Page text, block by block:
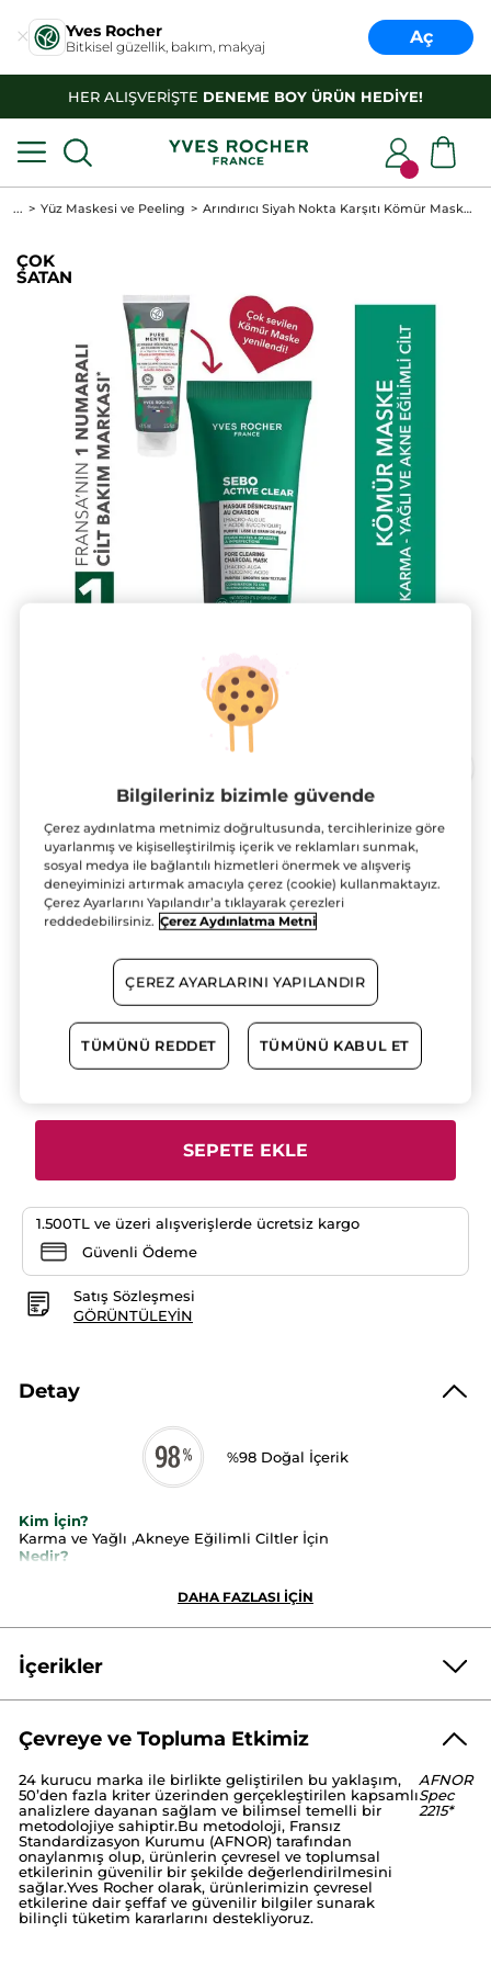
Yves Rocher
Bitkisel güzellik, bakım, makyaj Aç
HER ALIŞVERİŞTE DENEME BOY ÜRÜN HEDİYE!
... Yüz Maskesi ve Peeling Arındırıcı Siyah Nokta Karşıtı Kömür Maske-Süksinik Asit-Sebo Active Clear Botanik Kompleks
ÇOK
SATAN
Arındırıcı Siyah Nokta Karşıtı Kömür
Maske-Süksinik Asit-Sebo Active Clear
Botanik Kompleks
75 ml
4.8 ★★★★★
★★★★★
4.8/5
Bu
ürün
için
yorumları
okuyun:
Karşıtı
Maske-
Asit-
Active
Clear
Kompleks
(4415)YORUM EKLE
2.YE %50 INDIRIM!
699.90 TL
SEPETE EKLE
1.500TL ve üzeri alışverişlerde ücretsiz kargo
Güvenli Ödeme
Satış Sözleşmesi
GÖRÜNTÜLEYIN
Detay
%98 Doğal İçerik
Kim İçin?
Karma ve Yağlı ,Akneye Eğilimli Ciltler İçin
Nedir?
gözenek görünümünü haffileten kömür maskedir.
İçeriği Nedir?
dengelenmesine ve sebum üretimini kontrol altına almasına
yardımcı olur.
●Süksinik Asit,cildin kusur görünümünde x3 Salisilik
●Kömür,içeren formülü ile cildinizi nazikçe temizler.
Ne İşe Yarar?
●Cildi fazla sebumdan arındırır.
●Cilt dokusunu pürüzsüzleştirir.
●Ciltte oluşan siyah noktaları azaltır ve gözeneklerin
sıkılaşmasında destek olur.
Ne Zaman ve Nasıl Kullanılır?
●Haftada 1-2 kez göz çevresi hariç temizlenmiş tüm
yüzünüze eşit miktarda dağıtarak ya da sadece T bölgesine
DAHA FAZLASI İÇİN
İçerikler
CAPRYLIC/CAPRIC TRIGLYCERIDE
PROPYLENE GLYCOL.
BENTONITE
SUCCINIC ACID
GLYCERIN
GLYCERYL STEARATE CITRATE
PENTYLENE GLYCOL.
SIMMONDSIA CHINENSIS (JOJOBA) SEED OIL
MENTHA PIPERITA (PEPPERMINT) LEAF WATER
ASPARAGOPSIS ARMATA EXTRACT
CETEARYL ALCOHOL
SODIUM HYDROXIDE
CHARCOAL POWDER
HYDROXYACETOPHENONE
PARFUM/FRAGRANCE
Çevreye ve Topluma Etkimiz
24 kurucu marka ile birlikte geliştirilen bu yaklaşım,
50’den fazla kriter üzerinden gerçekleştirilen kapsamlı
analizlere dayanan sağlam ve bilimsel temelli bir
metodolojiye sahiptir.Bu metodoloji, Fransız
Standardizasyon Kurumu (AFNOR) tarafından
onaylanmış olup, ürünlerin çevresel ve toplumsal
etkilerinin güvenilir bir şekilde değerlendirilmesini
sağlar.Yves Rocher olarak, ürünlerimizin çevresel
etkilerine dair şeffaf ve güvenilir bilgiler sunarak
bilinçli tüketim kararlarını destekliyoruz.
AFNOR
Spec
2215*
Bilgileriniz bizimle güvende
Çerez aydınlatma metnimiz doğrultusunda, tercihlerinize göre
uyarlanmış ve kişiselleştirilmiş içerik ve reklamları sunmak,
sosyal medya ile bağlantılı hizmetleri önermek ve alışveriş
deneyiminizi artırmak amacıyla çerez (cookie) kullanmaktayız.
Çerez Ayarlarını Yapılandır’a tıklayarak çerezleri
reddedebilirsiniz. Çerez Aydınlatma Metni
ÇEREZ AYARLARINI YAPILANDIR
TÜMÜNÜ REDDET TÜMÜNÜ KABUL ET